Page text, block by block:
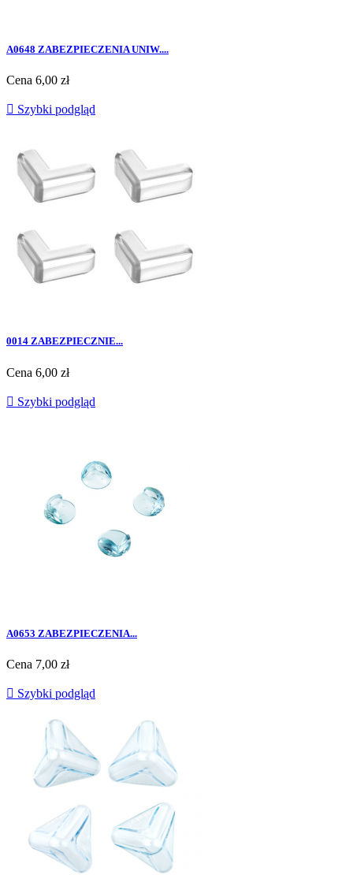
A0648 ZABEZPIECZENIA UNIW....
Cena 6,00 zł
 Szybki podgląd
0014 ZABEZPIECZNIE...
Cena 6,00 zł
 Szybki podgląd
A0653 ZABEZPIECZENIA...
Cena 7,00 zł
 Szybki podgląd